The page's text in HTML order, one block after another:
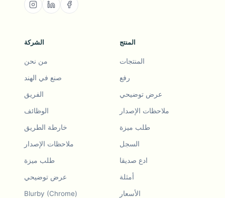
الشركة
من نحن
صنع في الهند
الفريق
الوظائف
خارطة الطريق
ملاحظات الإصدار
طلب ميزة
عرض توضيحي
Blurby (Chrome)
المنتج
المنتجات
رفع
عرض توضيحي
ملاحظات الإصدار
طلب ميزة
السجل
ادع صديقا
أمثلة
الأسعار